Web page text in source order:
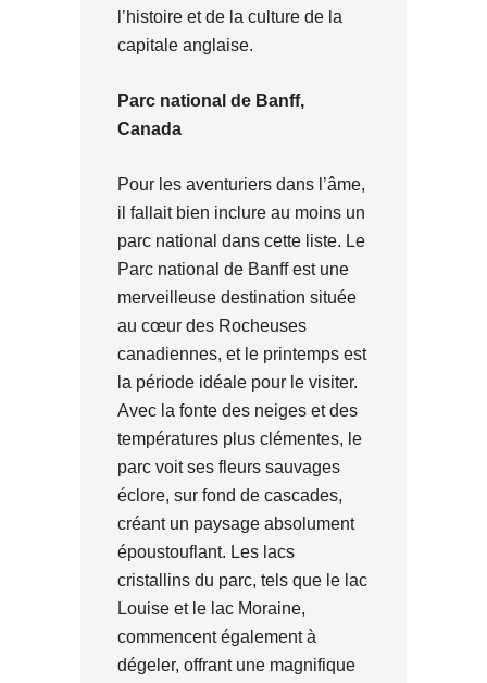
l’histoire et de la culture de la
capitale anglaise.
Parc national de Banff,
Canada
Pour les aventuriers dans l’âme,
il fallait bien inclure au moins un
parc national dans cette liste. Le
Parc national de Banff est une
merveilleuse destination située
au cœur des Rocheuses
canadiennes, et le printemps est
la période idéale pour le visiter.
Avec la fonte des neiges et des
températures plus clémentes, le
parc voit ses fleurs sauvages
éclore, sur fond de cascades,
créant un paysage absolument
époustouflant. Les lacs
cristallins du parc, tels que le lac
Louise et le lac Moraine,
commencent également à
dégeler, offrant une magnifique